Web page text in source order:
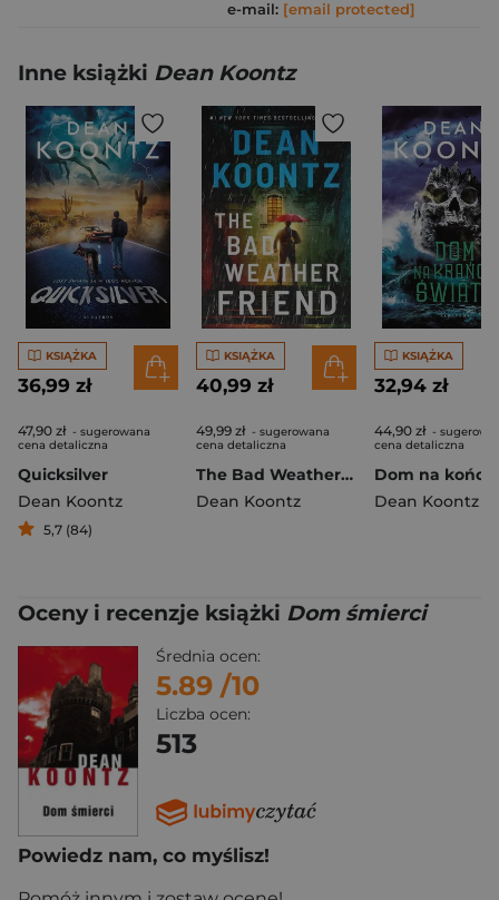
e-mail: [email protected]
Inne książki Dean Koontz
KSIĄŻKA
36,99 zł
47,90 zł - sugerowana
cena detaliczna
Quicksilver
Dean Koontz
5,7 (84)
KSIĄŻKA
40,99 zł
49,99 zł - sugerowana
cena detaliczna
The Bad Weather Friend wer. angielska
Dean Koontz
KSIĄŻKA
32,94 zł
44,90 zł -
cena detaliczna
Dean Koontz
Oceny i recenzje książki Dom śmierci
Średnia ocen:
5.89 /10
Liczba ocen:
513
Powiedz nam, co myślisz!